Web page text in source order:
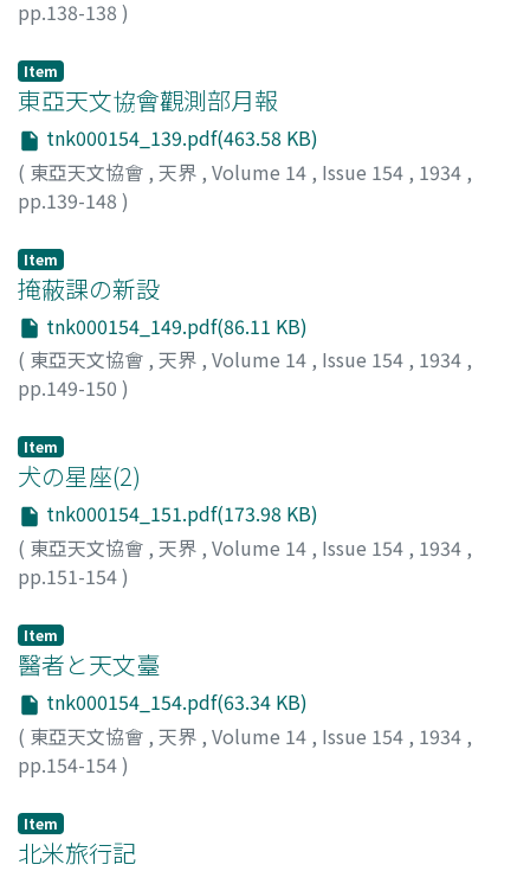
pp.138-138 )
Item
東亞天文協會觀測部月報
tnk000154_139.pdf(463.58 KB)
( 東亞天文協會 , 天界 , Volume 14 , Issue 154 , 1934 ,
pp.139-148 )
Item
掩蔽課の新設
tnk000154_149.pdf(86.11 KB)
( 東亞天文協會 , 天界 , Volume 14 , Issue 154 , 1934 ,
pp.149-150 )
Item
犬の星座(2)
tnk000154_151.pdf(173.98 KB)
( 東亞天文協會 , 天界 , Volume 14 , Issue 154 , 1934 ,
pp.151-154)
Item
醫者と天文臺
tnk000154_154.pdf(63.34 KB)
( 東亞天文協會 , 天界 , Volume 14 , Issue 154 , 1934 ,
pp.154-154)
Item
北米旅行記